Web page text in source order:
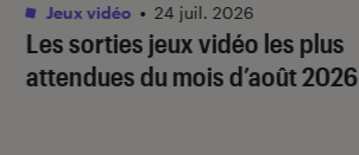
Les sorties jeux vidéo les plus
attendues du mois d’août 2026
Jeux vidéo • 24 juil. 2026